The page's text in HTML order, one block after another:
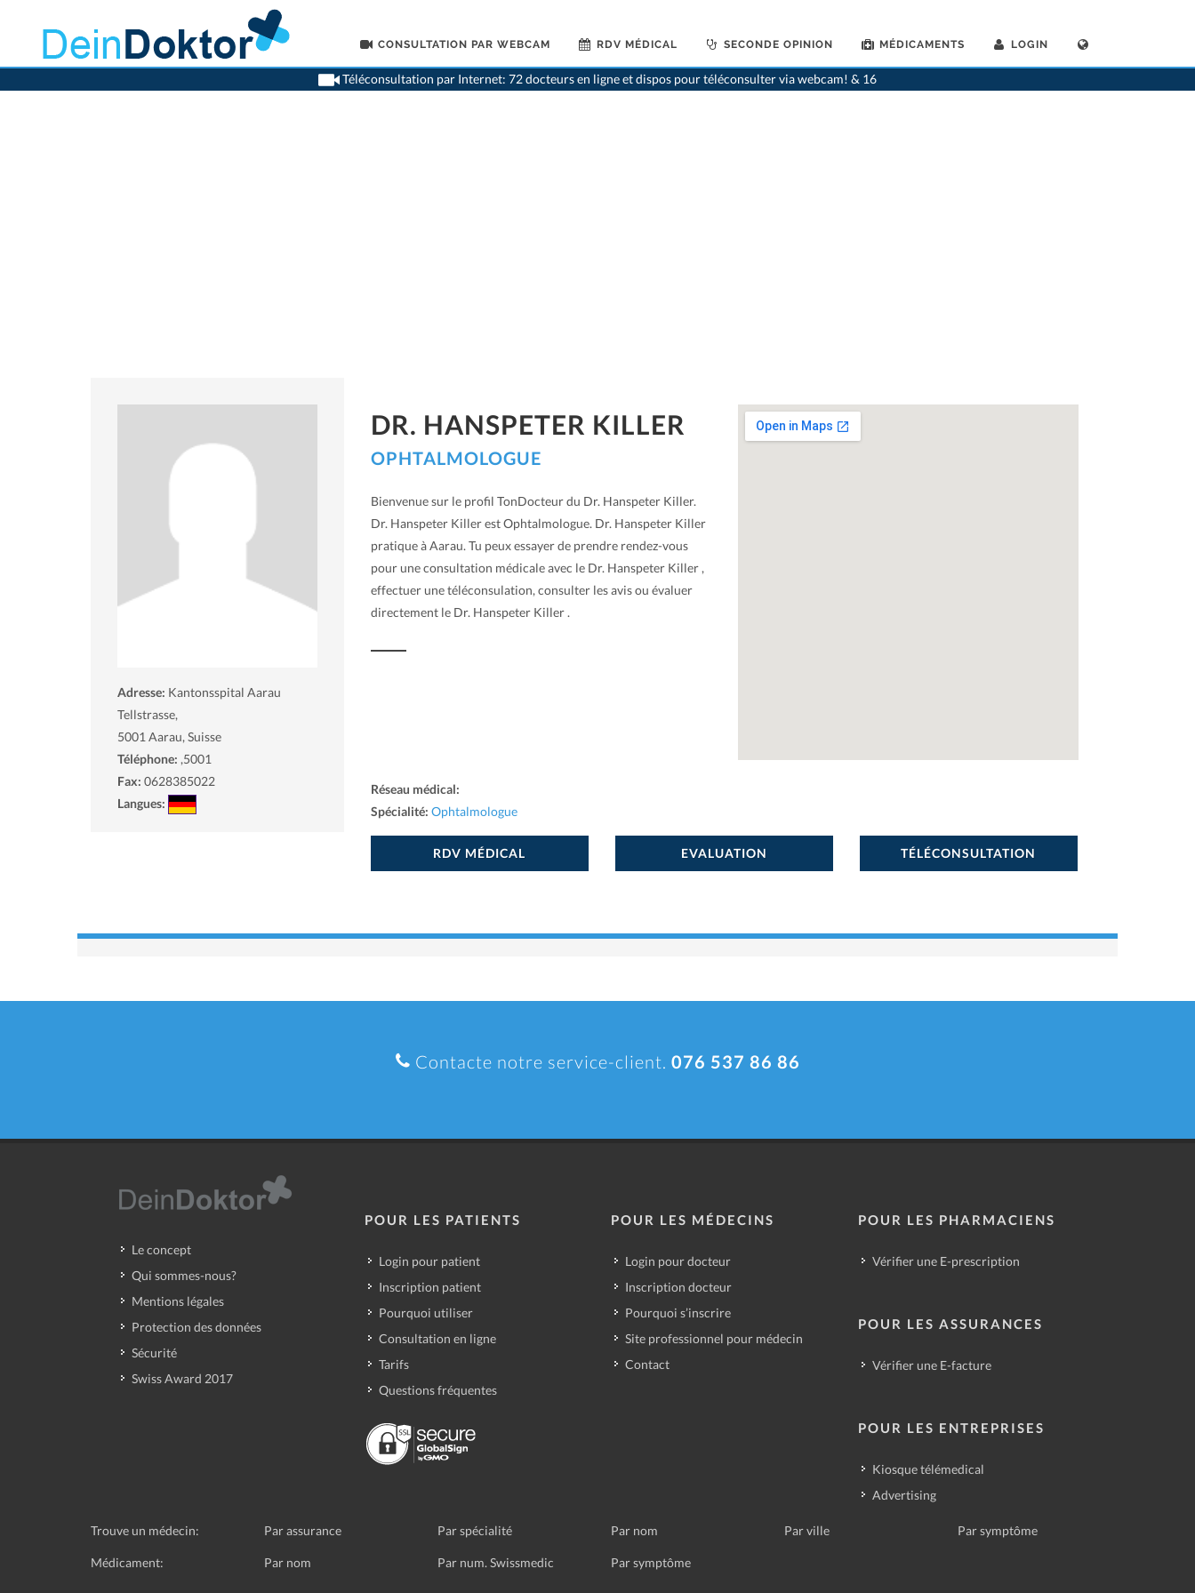
CONSULTATION PAR WEBCAM RDV MÉDICAL SECONDE OPINION MÉDICAMENTS LOGIN
Téléconsultation par Internet: 72 docteurs en ligne et dispos pour téléconsulter via webcam! & 16
>Ophtalmologues>Aarau>Dr. Hanspeter Killer
Adresse: Kantonsspital Aarau
Tellstrasse,
5001 Aarau, Suisse
Téléphone: ,5001
Fax: 0628385022
Langues:
DR. HANSPETER KILLER
OPHTALMOLOGUE
Bienvenue sur le profil TonDocteur du Dr. Hanspeter Killer.
Dr. Hanspeter Killer est Ophtalmologue. Dr. Hanspeter Killer
pratique à Aarau. Tu peux essayer de prendre rendez-vous
pour une consultation médicale avec le Dr. Hanspeter Killer ,
effectuer une téléconsulation, consulter les avis ou évaluer
directement le Dr. Hanspeter Killer .
Réseau médical:
Spécialité: Ophtalmologue
RDV MÉDICAL EVALUATION TÉLÉCONSULTATION
Contacte notre service-client. 076 537 86 86
Le concept
Qui sommes-nous?
Mentions légales
Protection des données
Sécurité
Swiss Award 2017
POUR LES PATIENTS
Login pour patient
Inscription patient
Pourquoi utiliser
Consultation en ligne
Tarifs
Questions fréquentes
POUR LES MÉDECINS
Login pour docteur
Inscription docteur
Pourquoi s’inscrire
Site professionnel pour médecin
Contact
POUR LES PHARMACIENS
Vérifier une E-prescription
POUR LES ASSURANCES
Vérifier une E-facture
POUR LES ENTREPRISES
Kiosque télémedical
Advertising
Trouve un médecin: Par assurance Par spécialité Par nom Par ville Par symptôme
Médicament: Par nom Par num. Swissmedic Par symptôme